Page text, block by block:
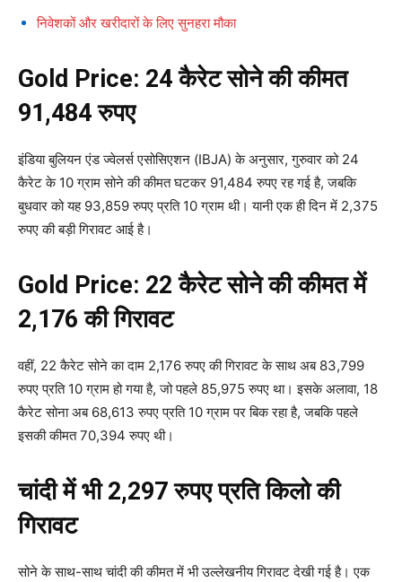
निवेशकों और खरीदारों के लिए सुनहरा मौका
Gold Price: 24 कैरेट सोने की कीमत
91,484 रुपए
इंडिया बुलियन एंड ज्वेलर्स एसोसिएशन (IBJA) के अनुसार, गुरुवार को 24
कैरेट के 10 ग्राम सोने की कीमत घटकर 91,484 रुपए रह गई है, जबकि
बुधवार को यह 93,859 रुपए प्रति 10 ग्राम थी। यानी एक ही दिन में 2,375
रुपए की बड़ी गिरावट आई है।
Gold Price: 22 कैरेट सोने की कीमत में
2,176 की गिरावट
वहीं, 22 कैरेट सोने का दाम 2,176 रुपए की गिरावट के साथ अब 83,799
रुपए प्रति 10 ग्राम हो गया है, जो पहले 85,975 रुपए था। इसके अलावा, 18
कैरेट सोना अब 68,613 रुपए प्रति 10 ग्राम पर बिक रहा है, जबकि पहले
इसकी कीमत 70,394 रुपए थी।
चांदी में भी 2,297 रुपए प्रति किलो की
गिरावट
सोने के साथ-साथ चांदी की कीमत में भी उल्लेखनीय गिरावट देखी गई है। एक